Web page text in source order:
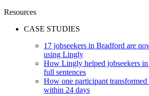
Resources
CASE STUDIES
17 jobseekers in Bradford are
using Lingly
How Lingly helped jobseekers
full sentences
How one participant
within 24 days